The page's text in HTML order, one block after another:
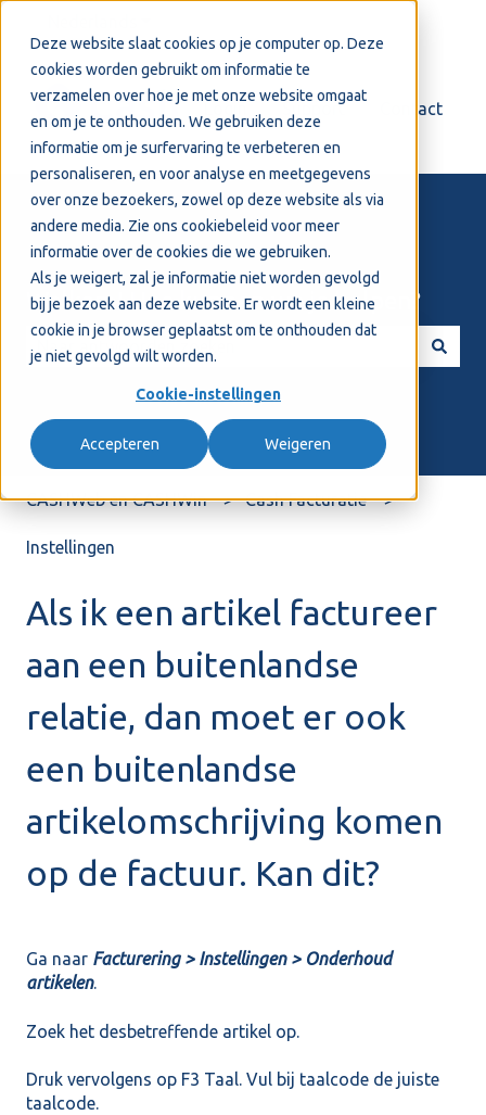
Deze website slaat cookies op je computer op. Deze
cookies worden gebruikt om informatie te
verzamelen over hoe je met onze website omgaat
en om je te onthouden. We gebruiken deze
informatie om je surfervaring te verbeteren en
personaliseren, en voor analyse en meetgegevens
over onze bezoekers, zowel op deze website als via
andere media. Zie ons cookiebeleid voor meer
informatie over de cookies die we gebruiken.
Als je weigert, zal je informatie niet worden gevolgd
bij je bezoek aan deze website. Er wordt een kleine
cookie in je browser geplaatst om te onthouden dat
je niet gevolgd wilt worden.
Cookie-instellingen
Accepteren Weigeren
Support Contact
Welkom! Hoe kunnen we je helpen?
CASHWeb en CASHWin Cash Facturatie
Instellingen
Als ik een artikel factureer
aan een buitenlandse
relatie, dan moet er ook
een buitenlandse
artikelomschrijving komen
op de factuur. Kan dit?
Ga naar Facturering > Instellingen > Onderhoud
artikelen.
Zoek het desbetreffende artikel op.
Druk vervolgens op F3 Taal. Vul bij taalcode de juiste
taalcode.